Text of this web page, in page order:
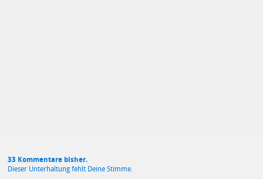
33 Kommentare bisher.
Dieser Unterhaltung fehlt Deine Stimme.